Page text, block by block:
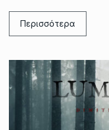
Περισσότερα